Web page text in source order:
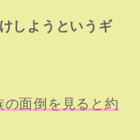
しようというギ
面倒を見ると約